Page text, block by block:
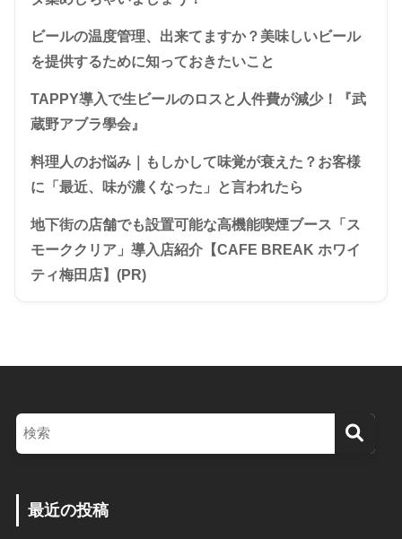
ビールの温度管理、出来てますか？美味しいビール
を提供するために知っておきたいこと
TAPPY導入で生ビールのロスと人件費が減少！『武
蔵野アブラ學会』
料理人のお悩み｜もしかして味覚が衰えた？お客様
に「最近、味が濃くなった」と言われたら
地下街の店舗でも設置可能な高機能喫煙ブース「ス
モーククリア」導入店紹介【CAFE BREAK ホワイ
ティ梅田店】(PR)
最近の投稿